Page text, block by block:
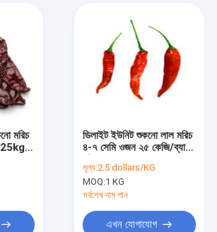
মরিচ
25kg /
ডিলাইট ইউনিট শুকনো লাল মরিচ
৪-৭ সেমি ওজন ২৫ কেজি/ব্যাগ
মূল্য:2.5 dollars/KG
MOQ:1 KG
সর্বশেষ দাম পান
এখন যোগাযোগ